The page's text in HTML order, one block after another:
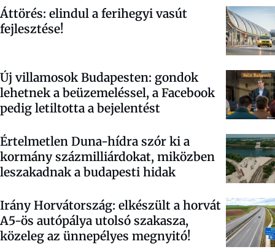
Áttörés: elindul a ferihegyi vasút
fejlesztése!
Új villamosok Budapesten: gondok
lehetnek a beüzemeléssel, a Facebook
pedig letiltotta a bejelentést
Értelmetlen Duna-hídra szór ki a
kormány százmilliárdokat, miközben
leszakadnak a budapesti hidak
Irány Horvátország: elkészült a horvát
A5-ös autópálya utolsó szakasza,
közeleg az ünnepélyes megnyitó!